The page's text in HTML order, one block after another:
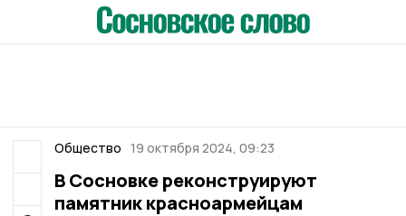
Общество 19 октября 2024, 09:23
В Сосновке реконструируют
памятник красноармейцам